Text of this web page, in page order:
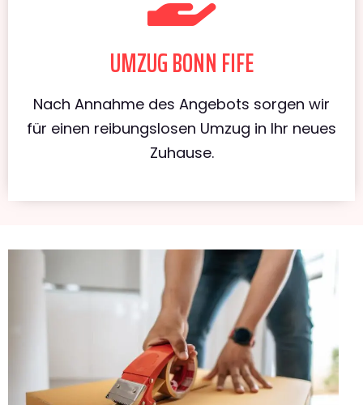
UMZUG BONN FIFE
Nach Annahme des Angebots sorgen wir
für einen reibungslosen Umzug in Ihr neues
Zuhause.